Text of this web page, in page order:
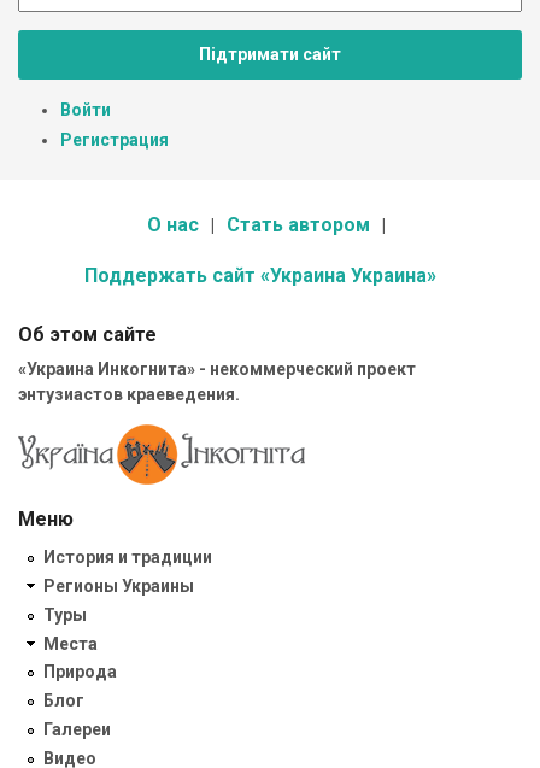
Підтримати сайт
Войти
Регистрация
О нас Стать автором
Поддержать сайт «Украина Украина»
Об этом сайте
«Украина Инкогнита» - некоммерческий проект
энтузиастов краеведения.
Меню
История и традиции
Регионы Украины
Туры
Места
Природа
Блог
Галереи
Видео